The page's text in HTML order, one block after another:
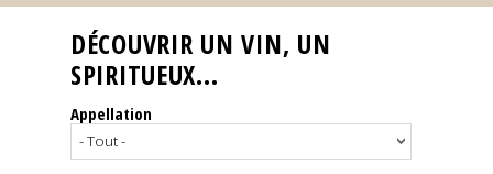
Reportages
Nos
Spiritueux
DÉCOUVRIR UN VIN, UN
SPIRITUEUX...
Appellation